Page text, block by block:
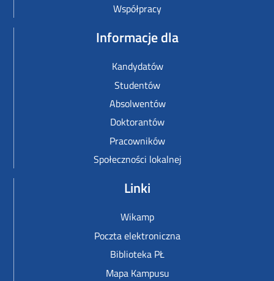
Współpracy
Informacje dla
Kandydatów
Studentów
Absolwentów
Doktorantów
Pracowników
Społeczności lokalnej
Linki
Wikamp
Poczta elektroniczna
Biblioteka PŁ
Mapa Kampusu